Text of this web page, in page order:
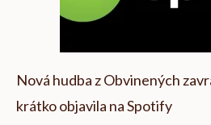
Nová hudba z Obvinených
krátko objavila na Spotify